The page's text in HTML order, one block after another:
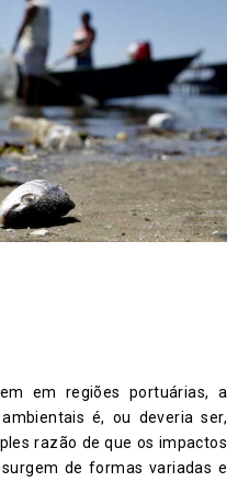
em regiões portuárias, a
é, ou deveria ser,
razão de que os impactos
de formas variadas e